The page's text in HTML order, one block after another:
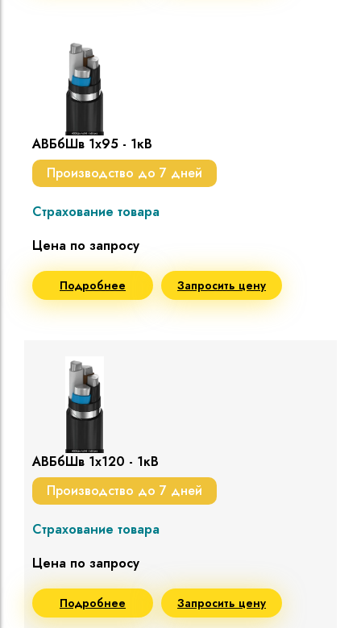
АВБбШв 1х95 - 1кВ
Производство до 7 дней
Страхование товара
Цена по запросу
Подробнее Запросить цену
АВБбШв 1х120 - 1кВ
Производство до 7 дней
Страхование товара
Цена по запросу
Подробнее Запросить цену